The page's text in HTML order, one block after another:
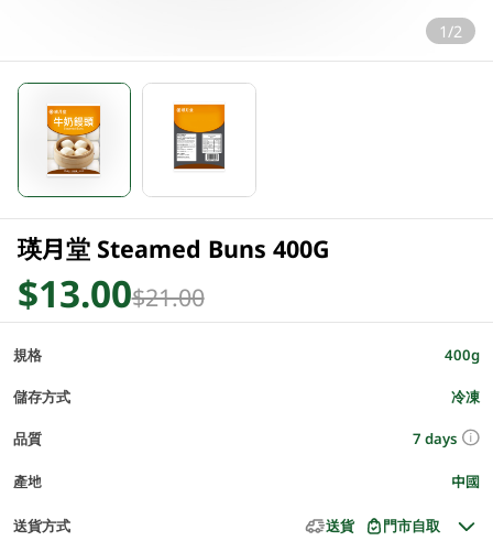
1/2
瑛月堂 Steamed Buns 400G
$13.00$21.00
規格 400g
儲存方式 冷凍
品質 7 days
產地 中國
送貨方式 送貨 門市自取